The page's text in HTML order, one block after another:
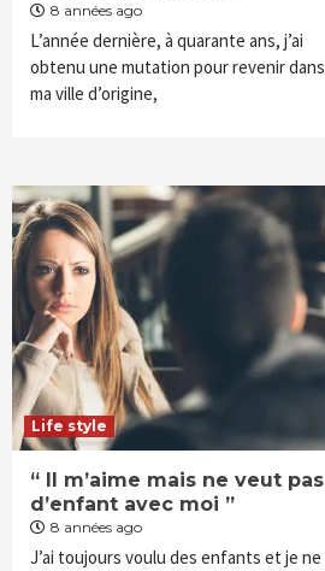
8 années ago
L’année dernière, à quarante ans, j’ai
obtenu une mutation pour revenir dans
ma ville d’origine,
Life style
“ Il m’aime mais ne veut pas
d’enfant avec moi ”
8 années ago
J’ai toujours voulu des enfants et je ne